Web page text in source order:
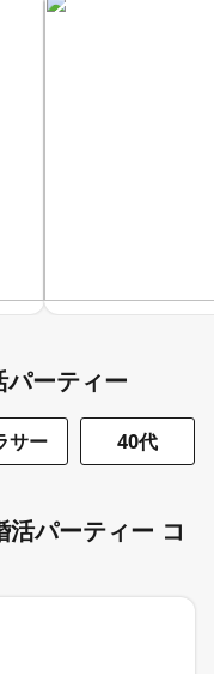
ーティー
サー 40代
パーティー コ